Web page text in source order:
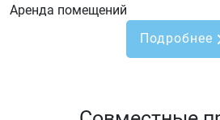
Аренда помещений
Подробнее